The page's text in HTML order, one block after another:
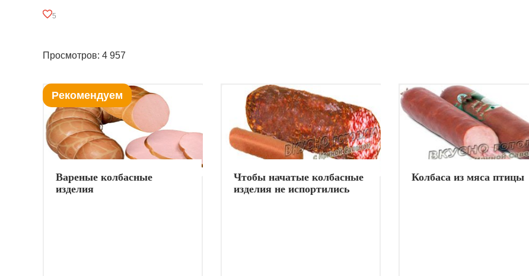
5
Просмотров: 4 957
Рекомендуем
Вареные колбасные
изделия
Чтобы начатые колбасные
изделия не испортились
Колбаса из мяса птицы